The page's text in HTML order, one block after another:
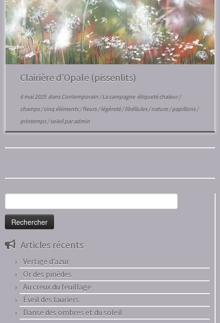
Clairière d’Opale (pissenlits)
6 mai 2025dansContemporain /La campagne étiquetéchaleur/
champs/cinq éléments/fleurs/légèreté/libéllules/nature/papillons/
printemps/soleilparadmin
Articles récents
Vertige d’azur
Or des pinèdes
Au creux du feuillage
Éveil des lauriers
Danse des ombres et du soleil